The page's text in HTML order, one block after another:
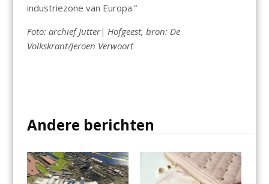
industriezone van Europa.”
Foto: archief Jutter| Hofgeest, bron: De
Volkskrant/Jeroen Verwoort
Andere berichten